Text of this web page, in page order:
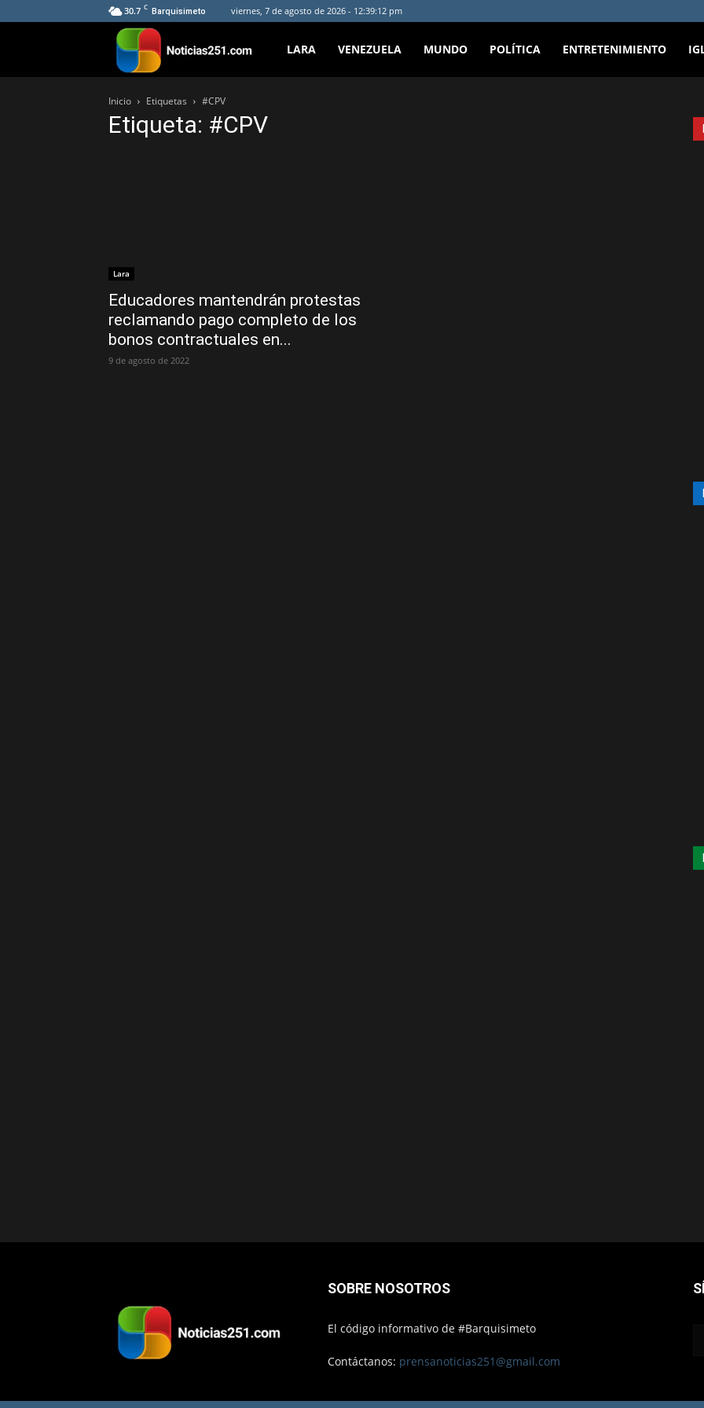
30.7 C Barquisimeto viernes, 7 de agosto de 2026 - 12:39:12 pm
Noticias251
LARA VENEZUELA MUNDO POLÍTICA ENTRETENIMIENTO
Inicio Etiquetas #CPV
Etiqueta: #CPV
Lara
Educadores mantendrán protestas
reclamando pago completo de los
bonos contractuales en...
9 de agosto de 2022
SOBRE NOSOTROS
El código informativo de #Barquisimeto
Contáctanos: prensanoticias251@gmail.com